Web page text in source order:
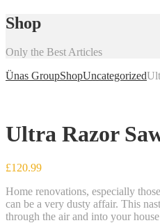
Shop
Only the Best Articles
Ünas GroupShopUncategorized
Ultra Razor
£120.99
Home renovations, especially
can be a very dusty affair. This
through the air and into your